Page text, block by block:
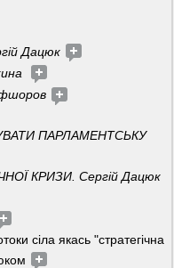
Дацюк
ПАРЛАМЕНТСЬКУ
КРИЗИ. Сергій Дацюк
сіла якась "стратегічна